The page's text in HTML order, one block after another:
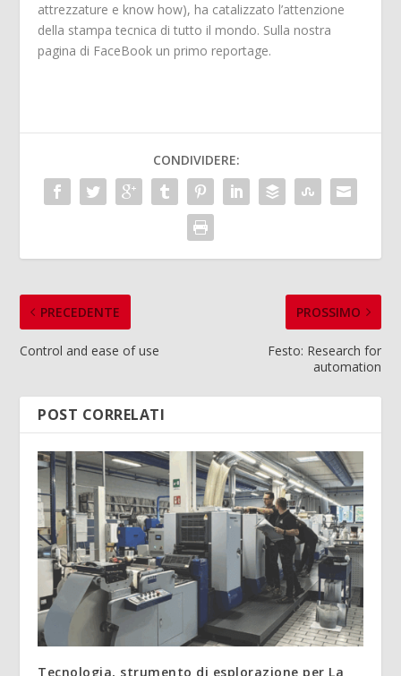
attrezzature e know how), ha catalizzato l’attenzione
della stampa tecnica di tutto il mondo. Sulla nostra
pagina di FaceBook un primo reportage.
CONDIVIDERE:
PRECEDENTE
Control and ease of use
PROSSIMO
Festo: Research for
automation
POST CORRELATI
Tecnologia, strumento di esplorazione per La